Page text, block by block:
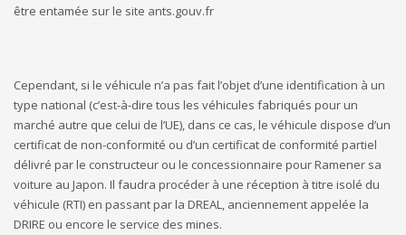
être entamée sur le site ants.gouv.fr
Cependant, si le véhicule n’a pas fait l’objet d’une identification à un
type national (c’est-à-dire tous les véhicules fabriqués pour un
marché autre que celui de l’UE), dans ce cas, le véhicule dispose d’un
certificat de non-conformité ou d’un certificat de conformité partiel
délivré par le constructeur ou le concessionnaire pour Ramener sa
voiture au Japon. Il faudra procéder à une réception à titre isolé du
véhicule (RTI) en passant par la DREAL, anciennement appelée la
DRIRE ou encore le service des mines.